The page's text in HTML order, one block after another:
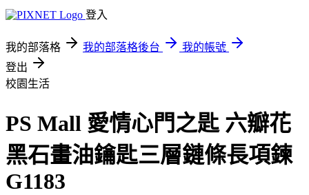
登入
我的部落格 我的部落格後台
我的帳號
登出
校園生活
PS Mall 愛情心門之匙 六瓣花
黑石畫油鑰匙三層鏈條長項鍊
G1183